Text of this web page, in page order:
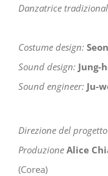
Danzatrice
Costume design:
Sound design: Jung-
Sound engineer: Ju-
Direzione del progetto
Produzione Alice
(Corea)